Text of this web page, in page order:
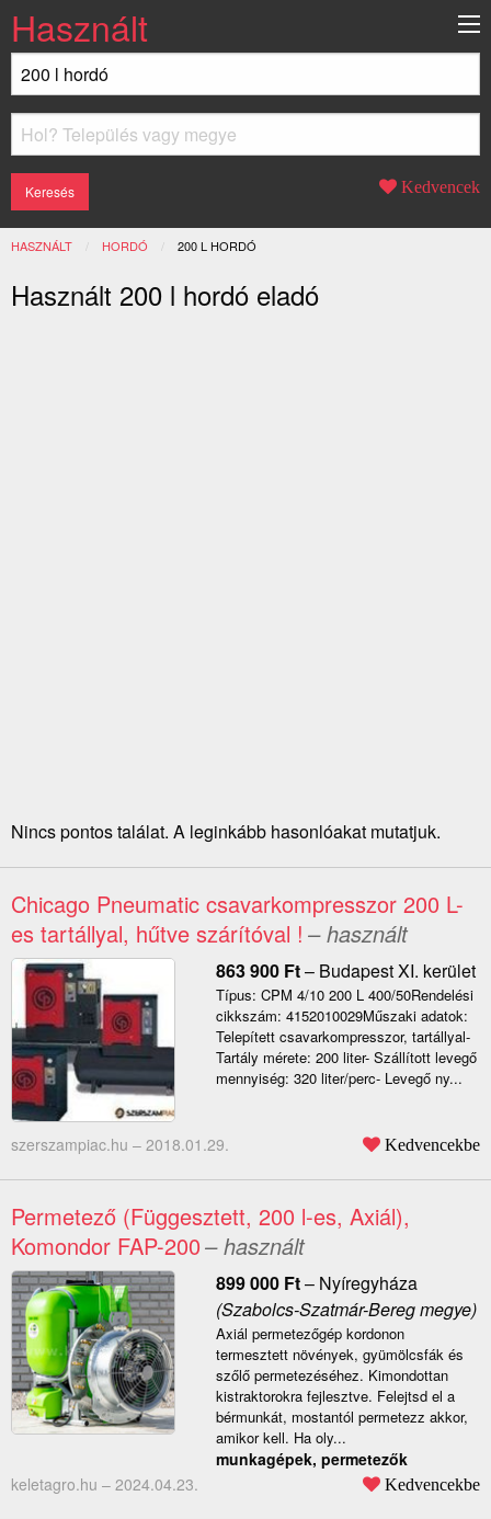
Használt
Kedvencek
HASZNÁLT HORDÓ JELENLEGI:
200 L HORDÓ
Használt 200 l hordó eladó
Nincs pontos találat. A leginkább hasonlóakat mutatjuk.
Chicago Pneumatic csavarkompresszor 200 L-
es tartállyal, hűtve szárítóval ! – használt
863 900 Ft– Budapest XI. kerület
Típus: CPM 4/10 200 L 400/50Rendelési
cikkszám: 4152010029Műszaki adatok:
Telepített csavarkompresszor, tartállyal-
Tartály mérete: 200 liter- Szállított levegő
mennyiség: 320 liter/perc- Levegő ny...
szerszampiac.hu – 2018.01.29. Kedvencekbe
Permetező (Függesztett, 200 l-es, Axiál),
Komondor FAP-200– használt
899 000 Ft– Nyíregyháza
(Szabolcs-Szatmár-Bereg megye)
Axiál permetezőgép kordonon
termesztett növények, gyümölcsfák és
szőlő permetezéséhez. Kimondottan
kistraktorokra fejlesztve. Felejtsd el a
bérmunkát, mostantól permetezz akkor,
amikor kell. Ha oly...
munkagépek, permetezők
keletagro.hu – 2024.04.23. Kedvencekbe